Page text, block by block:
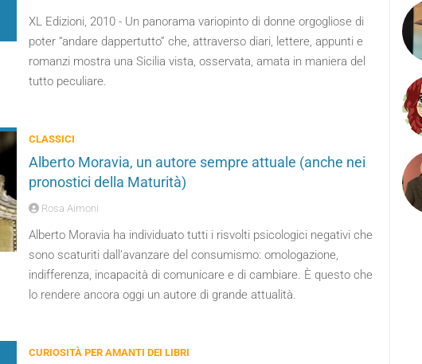
XL Edizioni, 2010 - Un panorama variopinto di donne orgogliose di
poter “andare dappertutto” che, attraverso diari, lettere, appunti e
romanzi mostra una Sicilia vista, osservata, amata in maniera del
tutto peculiare.
CLASSICI
Alberto Moravia, un autore sempre attuale (anche nei
pronostici della Maturità)
Rosa Aimoni
Alberto Moravia ha individuato tutti i risvolti psicologici negativi che
sono scaturiti dall’avanzare del consumismo: omologazione,
indifferenza, incapacità di comunicare e di cambiare. È questo che
lo rendere ancora oggi un autore di grande attualità.
CURIOSITÀ PER AMANTI DEI LIBRI